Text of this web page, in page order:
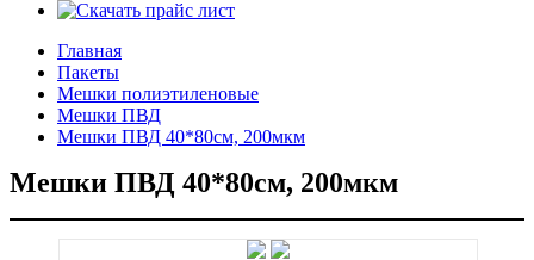
Главная
Пакеты
Мешки полиэтиленовые
Мешки ПВД
Мешки ПВД 40*80см, 200мкм
Мешки ПВД 40*80см, 200мкм